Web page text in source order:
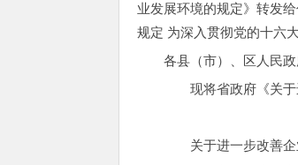
业发展环境的规定》转发
规定 为深入贯彻党的十六
各县（市）、区人民
现将省政府《关于
关于进一步改善企